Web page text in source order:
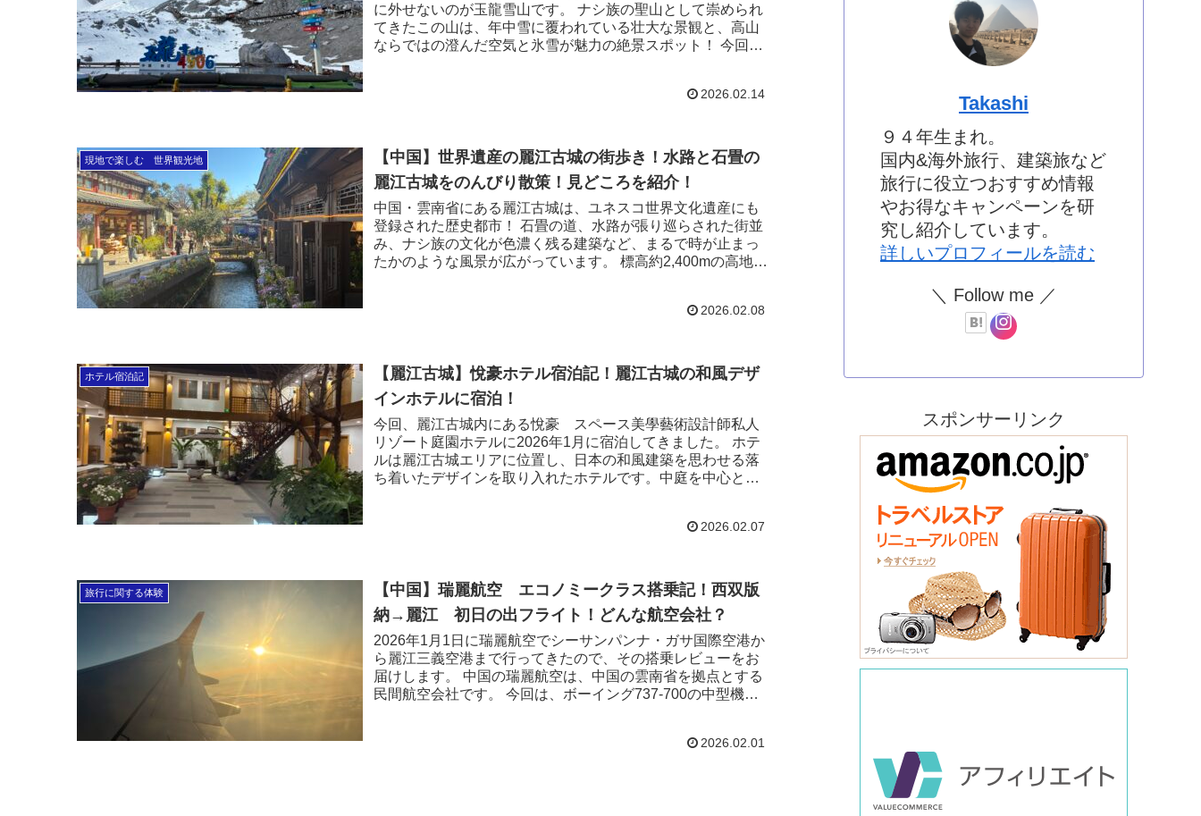
に外せないのが玉龍雪山です。 ナシ族の聖山として崇められ
てきたこの山は、年中雪に覆われている壮大な景観と、高山
ならではの澄んだ空気と氷雪が魅力の絶景スポット！ 今回
2026.02.14
現地で楽しむ 世界観光地
【中国】世界遺産の麗江古城の街歩き！水路と石畳の
麗江古城をのんびり散策！見どころを紹介！
中国・雲南省にある麗江古城は、ユネスコ世界文化遺産にも
登録された歴史都市！ 石畳の道、水路が張り巡らされた街並
み、ナシ族の文化が色濃く残る建築など、まるで時が止まっ
たかのような風景が広がっています。 標高約2,400mの高地に
2026.02.08
ホテル宿泊記
【麗江古城】悅豪ホテル宿泊記！麗江古城の和風デザ
インホテルに宿泊！
今回、麗江古城内にある悅豪 スペース美學藝術設計師私人
リゾート庭園ホテルに2026年1月に宿泊してきました。 ホテ
ルは麗江古城エリアに位置し、日本の和風建築を思わせる落
ち着いたデザインを取り入れたホテルです。中庭を中心とし
2026.02.07
旅行に関する体験
【中国】瑞麗航空 エコノミークラス搭乗記！西双版
納→麗江 初日の出フライト！どんな航空会社？
2026年1月1日に瑞麗航空でシーサンパンナ・ガサ国際空港か
ら麗江三義空港まで行ってきたので、その搭乗レビューをお
届けします。 中国の瑞麗航空は、中国の雲南省を拠点とする
民間航空会社です。 今回は、ボーイング737-700の中型機に
2026.02.01
Takashi
９４年生まれ。
国内&海外旅行、建築旅など
旅行に役立つおすすめ情報
やお得なキャンペーンを研
究し紹介しています。
詳しいプロフィールを読む
＼ Follow me ／
スポンサーリンク